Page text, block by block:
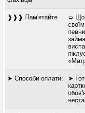
❱❱❱ Пам'ятайте
➭
➤ Способи оплати:
➤